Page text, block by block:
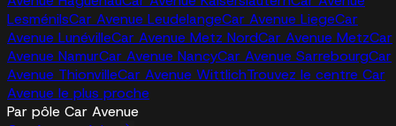
LesménilsCar Avenue LeudelangeCar Avenue LiegeCar
Avenue LunévilleCar Avenue Metz NordCar Avenue MetzCar
Avenue NamurCar Avenue NancyCar Avenue SarrebourgCar
Avenue ThionvilleCar Avenue WittlichTrouvez le centre Car
Avenue le plus proche
Par pôle Car Avenue